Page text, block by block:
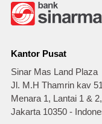
Kantor Pusat
Sinar Mas Land Plaza
Jl. M.H Thamrin kav
Menara 1, Lantai 1 & 2,
Jakarta 10350 -